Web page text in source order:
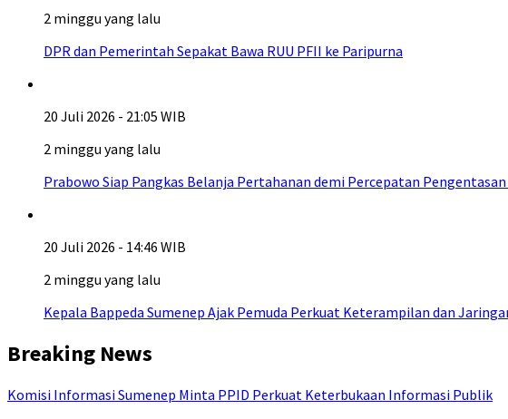
2 minggu yang lalu
DPR dan Pemerintah Sepakat Bawa RUU PFII ke Paripurna
20 Juli 2026 - 21:05 WIB
2 minggu yang lalu
Prabowo Siap Pangkas Belanja Pertahanan demi Percepatan
20 Juli 2026 - 14:46 WIB
2 minggu yang lalu
Kepala Bappeda Sumenep Ajak Pemuda Perkuat Keterampilan dan
Breaking News
Komisi Informasi Sumenep Minta PPID Perkuat Keterbukaan Informasi Publik